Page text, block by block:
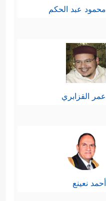
محمود عبد الحكم
عمر القزابري
أحمد نعينع